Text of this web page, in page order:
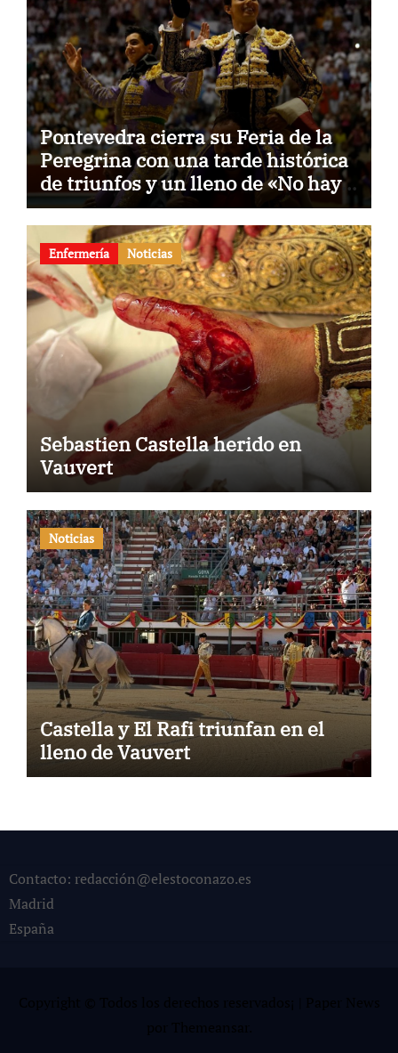
Pontevedra cierra su Feria de la
Peregrina con una tarde histórica
de triunfos y un lleno de «No hay
billetes»
Enfermería Noticias
Sebastien Castella herido en
Vauvert
Noticias
Castella y El Rafi triunfan en el
lleno de Vauvert
Contacto: redacción@elestoconazo.es
Madrid
España